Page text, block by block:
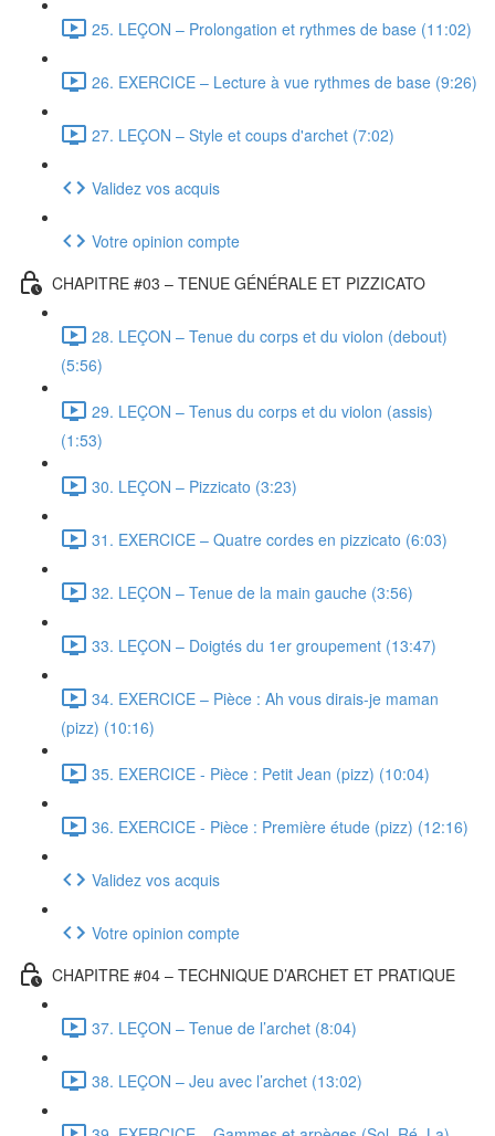
25. LEÇON – Prolongation et rythmes de base (11:02)
26. EXERCICE – Lecture à vue rythmes de base (9:26)
27. LEÇON – Style et coups d'archet (7:02)
Validez vos acquis
Votre opinion compte
CHAPITRE #03 – TENUE GÉNÉRALE ET PIZZICATO
28. LEÇON – Tenue du corps et du violon (debout)
(5:56)
29. LEÇON – Tenus du corps et du violon (assis)
(1:53)
30. LEÇON – Pizzicato (3:23)
31. EXERCICE – Quatre cordes en pizzicato (6:03)
32. LEÇON – Tenue de la main gauche (3:56)
33. LEÇON – Doigtés du 1er groupement (13:47)
34. EXERCICE – Pièce : Ah vous dirais-je maman
(pizz) (10:16)
35. EXERCICE - Pièce : Petit Jean (pizz) (10:04)
36. EXERCICE - Pièce : Première étude (pizz) (12:16)
Validez vos acquis
Votre opinion compte
CHAPITRE #04 – TECHNIQUE D’ARCHET ET PRATIQUE
37. LEÇON – Tenue de l’archet (8:04)
38. LEÇON – Jeu avec l’archet (13:02)